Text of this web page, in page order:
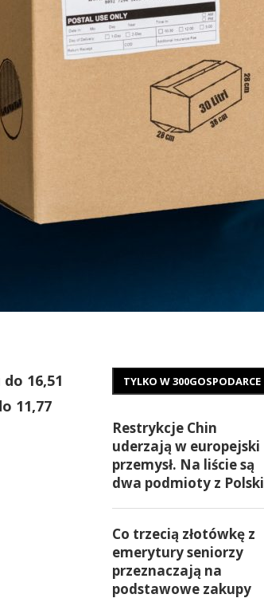
16,51
11,77
TYLKO W 300GOSPODARCE
Restrykcje Chin
uderzają w europejski
przemysł. Na liście są
dwa podmioty z Polski
Co trzecią złotówkę z
emerytury seniorzy
przeznaczają na
podstawowe zakupy